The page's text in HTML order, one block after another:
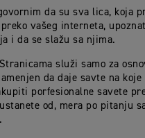
da su sva lica, koja
vašeg interneta,
i da se slažu sa njima.
služi samo za
da daje savte na koje
porfesionalne savete
od, mera po pitanju